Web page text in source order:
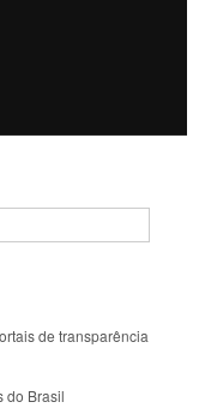
de transparência
do Brasil